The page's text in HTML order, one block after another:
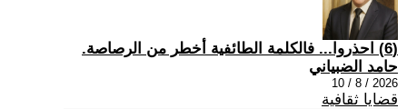
(6) احذروا... فالكلمة الطائفية أخطر من الرصاصة.
حامد الضبياني
2026 / 8 / 10
قضايا ثقافية